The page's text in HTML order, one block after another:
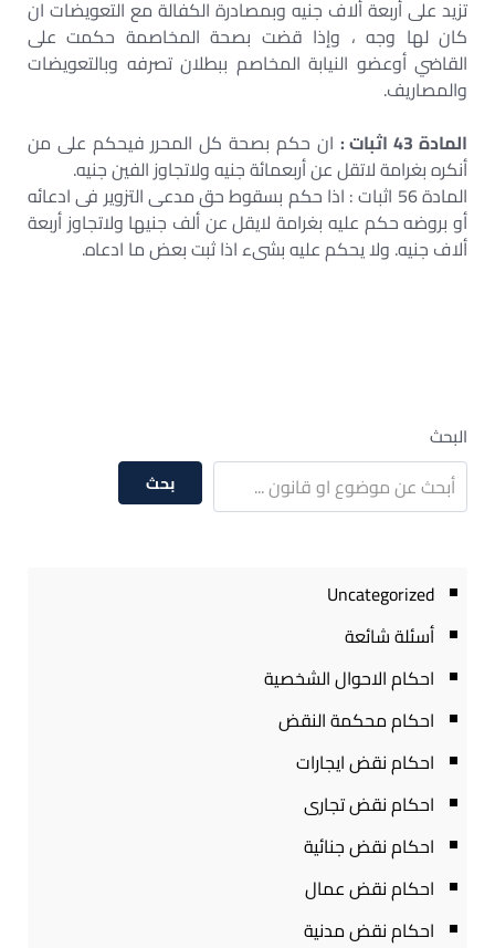
تزيد على أربعة ألاف جنيه وبمصادرة الكفالة مع التعويضات ان
كان لها وجه ، وإذا قضت بصحة المخاصمة حكمت على
القاضي أوعضو النيابة المخاصم ببطلان تصرفه وبالتعويضات
والمصاريف.
المادة 43 اثبات :
ان حكم بصحة كل المحرر فيحكم على من
أنكره بغرامة لاتقل عن أربعمائة جنيه ولاتجاوز الفين جنيه.
المادة 56 اثبات : اذا حكم بسقوط حق مدعى التزوير فى ادعائه
أو بروضه حكم عليه بغرامة لايقل عن ألف جنيها ولاتجاوز أربعة
ألاف جنيه. ولا يحكم عليه بشىء اذا ثبت بعض ما ادعاه.
البحث
بحث
Uncategorized
أسئلة شائعة
احكام الاحوال الشخصية
احكام محكمة النقض
احكام نقض ايجارات
احكام نقض تجارى
احكام نقض جنائية
احكام نقض عمال
احكام نقض مدنية